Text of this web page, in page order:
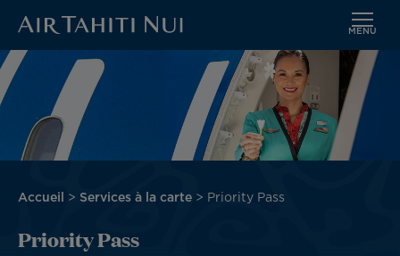
Aller
au
contenu
principal
MENU
Image
Fil
Accueil Services à la carte Priority Pass
Priority Pass